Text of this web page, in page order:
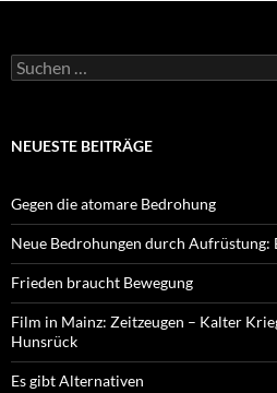
Suchen
nach:
NEUESTE BEITRÄGE
Gegen die atomare Bedrohung
Neue Bedrohungen durch
Frieden braucht Bewegung
Film in Mainz: Zeitzeugen – Kalter
Hunsrück
Es gibt Alternativen